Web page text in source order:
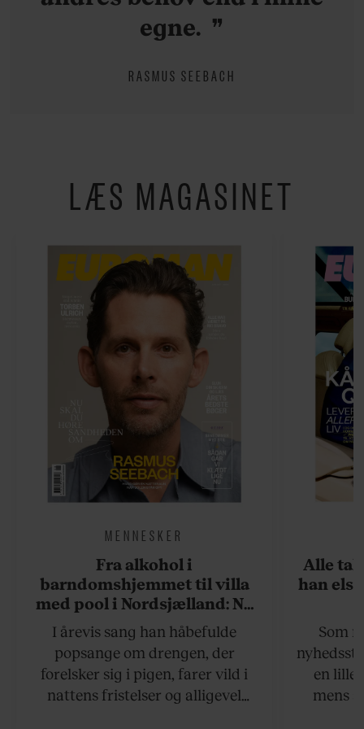
egne.
RASMUS SEEBACH
LÆS MAGASINET
MENNESKER
Fra alkohol i
barndomshjemmet til villa
med pool i Nordsjælland: Nu
skal du høre sandheden om
Rasmus Seebach
I årevis sang han håbefulde
popsange om drengen, der
forelsker sig i pigen, farer vild i
nattens fristelser og alligevel
Alle
han
Som
en lille
mens